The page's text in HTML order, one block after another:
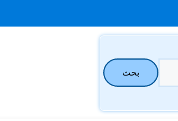
بحث